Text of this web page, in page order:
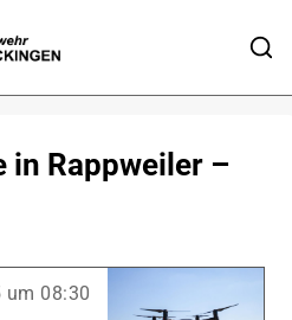
in Rappweiler –
um 08:30